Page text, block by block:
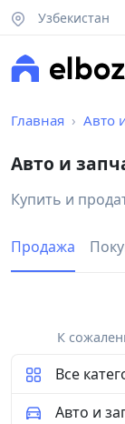
Узбекистан
Главная Авто
Авто и
Купить и
Продажа
К
Все
Авто и